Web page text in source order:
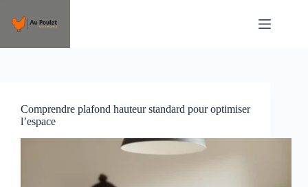
contenu
Comprendre plafond hauteur standard pour optimiser
l’espace